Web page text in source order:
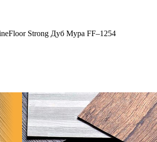
Strong Дуб Мура FF–1254
Заполнив